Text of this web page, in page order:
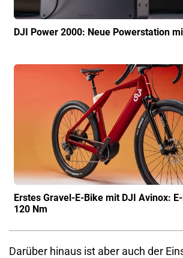
DJI Power 2000: Neue Powerstation
Erstes Gravel-E-Bike mit DJI Avinox:
120 Nm
Darüber hinaus ist aber auch der